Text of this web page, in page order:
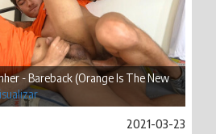
- Bareback (Orange Is The New
2021-03-23